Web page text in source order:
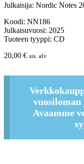
Julkaisija: Nordic Notes
Koodi: NN186
Julkaisuvuosi: 2025
Tuoteen tyyppi: CD
20,00 € sis. alv
vuosiloman
Avaamme